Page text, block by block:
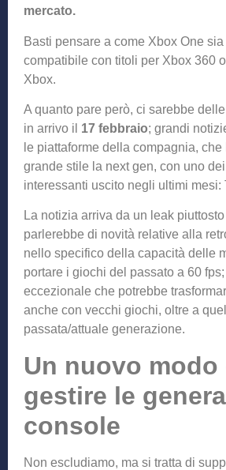
mercato.
Basti pensare a come Xbox One
compatibile con titoli per Xbox 360
Xbox.
A quanto pare però, ci sarebbe
in arrivo il 17 febbraio; grandi
le piattaforme della compagnia,
grande stile la next gen, con uno
interessanti uscito negli ultimi mesi:
La notizia arriva da un leak
parlerebbe di novità relative alla
nello specifico della capacità delle
portare i giochi del passato a 60
eccezionale che potrebbe
anche con vecchi giochi, oltre a
passata/attuale generazione.
Un nuovo modo
gestire le
console
Non escludiamo, ma si tratta di